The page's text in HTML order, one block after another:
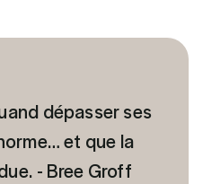
dépasser ses
et que la
- Bree Groff